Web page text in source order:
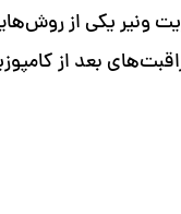
ونیر یکی از
بعد از